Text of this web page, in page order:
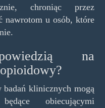
chroniąc przez
nawrotom u osób, które
na
klinicznych mogą
obiecującymi